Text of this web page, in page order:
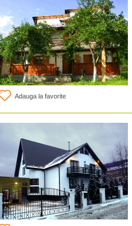
Adauga la favorite